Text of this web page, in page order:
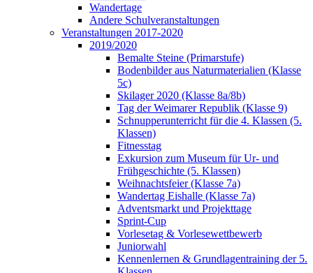
Wandertage
Andere Schulveranstaltungen
Veranstaltungen 2017-2020
2019/2020
Bemalte Steine (Primarstufe)
Bodenbilder aus Naturmaterialien (Klasse
5c)
Skilager 2020 (Klasse 8a/8b)
Tag der Weimarer Republik (Klasse 9)
Schnupperunterricht für die 4. Klassen (5.
Klassen)
Fitnesstag
Exkursion zum Museum für Ur- und
Frühgeschichte (5. Klassen)
Weihnachtsfeier (Klasse 7a)
Wandertag Eishalle (Klasse 7a)
Adventsmarkt und Projekttage
Sprint-Cup
Vorlesetag & Vorlesewettbewerb
Juniorwahl
Kennenlernen & Grundlagentraining der 5.